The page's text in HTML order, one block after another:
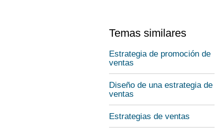
Temas similares
Estrategia de promoción de
ventas
Diseño de una estrategia de
ventas
Estrategias de ventas